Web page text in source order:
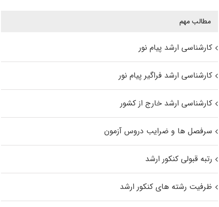
مطالب مهم
کارشناسی ارشد پیام نور
کارشناسی ارشد فراگیر پیام نور
کارشناسی ارشد خارج از کشور
سرفصل ها و ضرایب دروس آزمون
رتبه قبولی کنکور ارشد
ظرفیت رشته های کنکور ارشد